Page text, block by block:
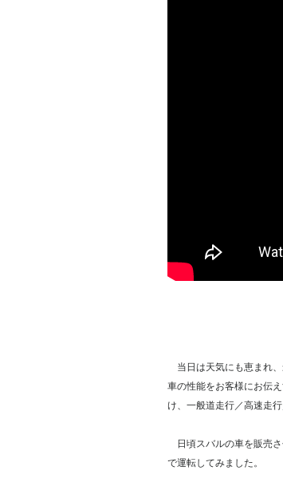
当日は天気にも恵まれ、
車の性能をお客様にお伝
け、一般道走行／高速走
日頃スバルの車を販売さ
で運転してみました。